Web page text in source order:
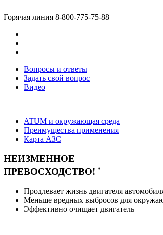
Горячая линия 8-800-775-75-88
Вопросы и ответы
Задать свой вопрос
Видео
ATUM и окружающая среда
Преимущества применения
Карта АЗС
НЕИЗМЕННОЕ
ПРЕВОСХОДСТВО! *
Продлевает жизнь двигателя
Меньше вредных выбросов для
Эффективно очищает двигатель